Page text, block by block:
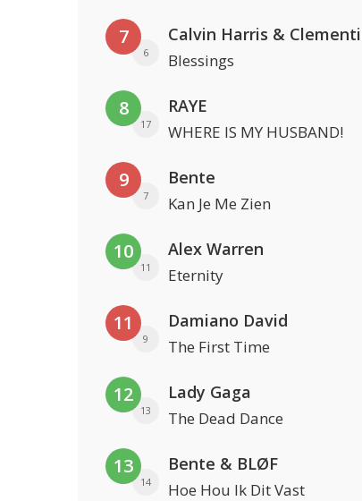
7
6
Calvin Harris &
Blessings
8
17
RAYE
WHERE IS MY HUSBAND!
9
7
Bente
Kan Je Me Zien
10
11
Alex Warren
Eternity
11
9
Damiano David
The First Time
12
13
Lady Gaga
The Dead Dance
13
14
Bente & BLØF
Hoe Hou Ik Dit Vast